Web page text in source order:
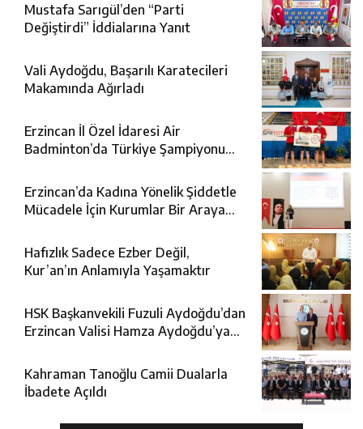
Mustafa Sarıgül’den “Parti
Değiştirdi” İddialarına Yanıt
Vali Aydoğdu, Başarılı Karatecileri
Makamında Ağırladı
Erzincan İl Özel İdaresi Air
Badminton’da Türkiye Şampiyonu
Erzincan’da Kadına Yönelik Şiddetle
Mücadele İçin Kurumlar Bir Araya
Hafızlık Sadece Ezber Değil,
Kur’an’ın Anlamıyla Yaşamaktır
HSK Başkanvekili Fuzuli Aydoğdu’dan
Erzincan Valisi Hamza Aydoğdu’ya
Kahraman Tanoğlu Camii Dualarla
İbadete Açıldı